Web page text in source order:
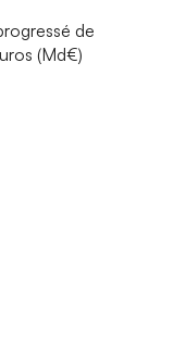
de
(Md€)